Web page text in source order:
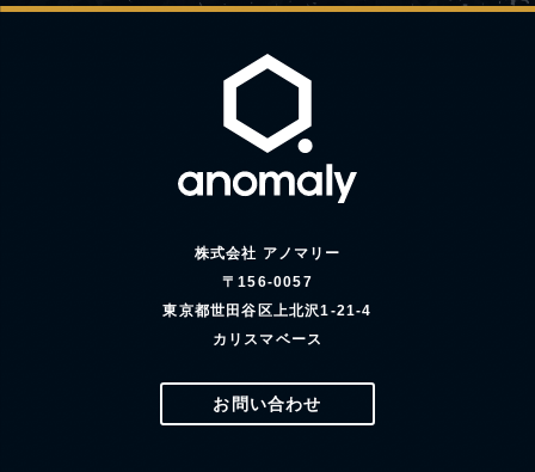
株式会社 アノマリー
〒156-0057
東京都世田谷区上北沢1-21-4
カリスマベース
お問い合わせ